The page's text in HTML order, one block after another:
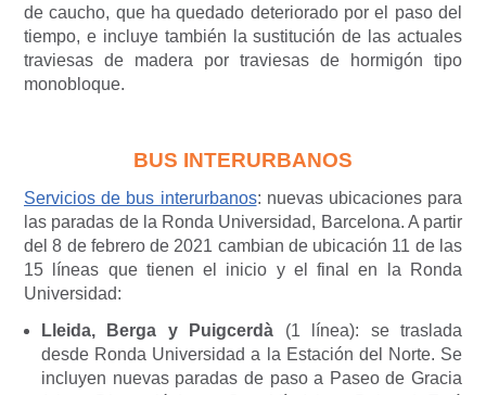
de caucho, que ha quedado deteriorado por el paso del
tiempo, e incluye también la sustitución de las actuales
traviesas de madera por traviesas de hormigón tipo
monobloque.
BUS INTERURBANOS
Servicios de bus interurbanos: nuevas ubicaciones para
las paradas de la Ronda Universidad, Barcelona. A partir
del 8 de febrero de 2021 cambian de ubicación 11 de las
15 líneas que tienen el inicio y el final en la Ronda
Universidad:
Lleida, Berga y Puigcerdà (1 línea): se traslada
desde Ronda Universidad a la Estación del Norte. Se
incluyen nuevas paradas de paso a Paseo de Gracia